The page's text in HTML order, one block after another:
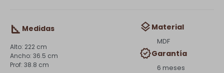
Medidas
222 cm
36.5 cm
38.8 cm
Material
MDF
Garantía
6 meses